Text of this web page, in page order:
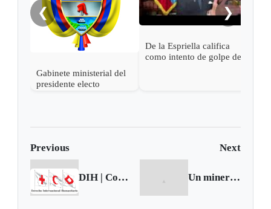
❮
Gabinete ministerial del
presidente electo
De la Espriella califica
como intento de golpe de
❯
Previous Next
DIH | Convenio de Ginebra sobre combatientes enfermos y náufragos – Capítulo IV Un minero muerto deja accidente en Tasco